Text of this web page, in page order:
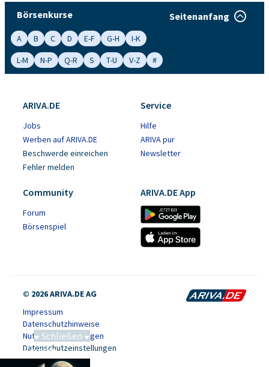
Börsenkurse Seitenanfang
A B C D E-F G-H
I-K
L-M
N-P Q-R S T-U V-Z #
ARIVA.DE
Jobs
Werben auf ARIVA.DE
Beschwerde einreichen
Fehler melden
Service
Hilfe
ARIVA pur
Newsletter
Community
Forum
Börsenspiel
ARIVA.DE App
© 2026 ARIVA.DE AG
Impressum
Datenschutzhinweise
Nutzungsbedingungen
Datenschutzeinstellungen
Schließen
Saga bei 0,53 CAD